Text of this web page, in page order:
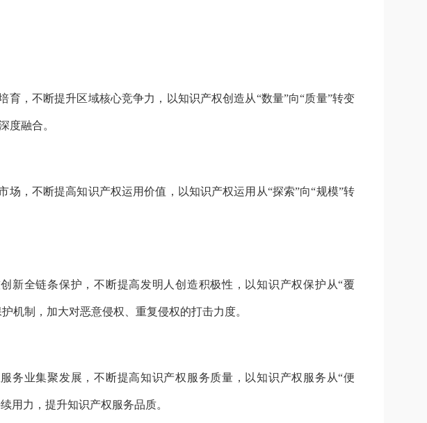
，不断提升区域核心竞争力，以知识产权创造从“数量”向“质量”转变
度融合。
，不断提高知识产权运用价值，以知识产权运用从“探索”向“规模”转
全链条保护，不断提高发明人创造积极性，以知识产权保护从“覆
机制，加大对恶意侵权、重复侵权的打击力度。
业集聚发展，不断提高知识产权服务质量，以知识产权服务从“便
用力，提升知识产权服务品质。